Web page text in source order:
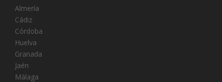
Almería
Cádiz
Córdoba
Huelva
Granada
Jaén
Málaga